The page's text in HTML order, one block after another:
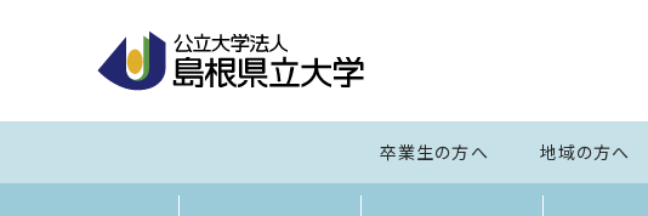
卒業生の方へ 地域の方へ